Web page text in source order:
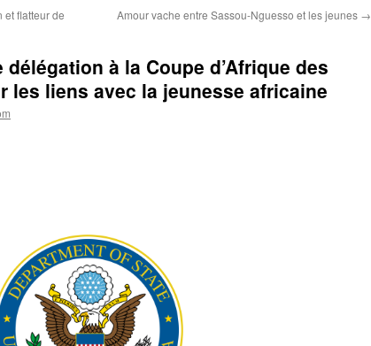
et flatteur de
Amour vache entre Sassou-Nguesso et les jeunes →
à la Coupe d’Afrique des
les liens avec la jeunesse africaine